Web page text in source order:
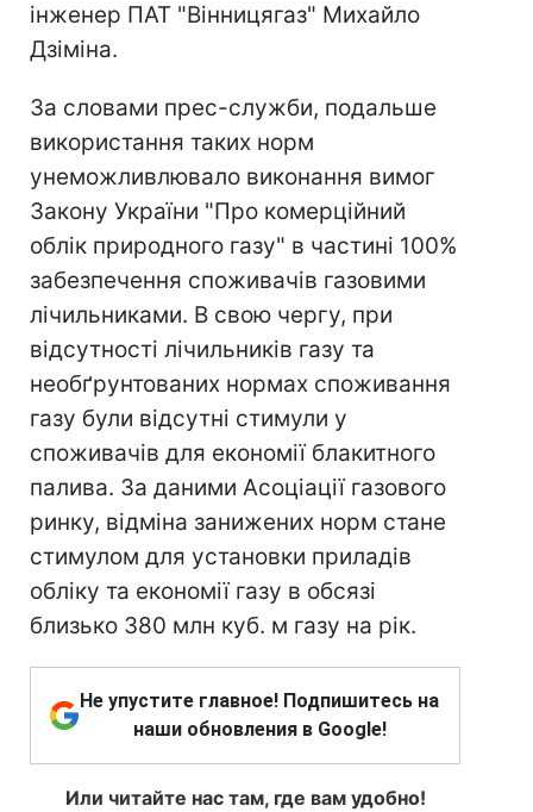
інженер ПАТ "Вінницягаз" Михайло
Дзіміна.
За словами прес-служби, подальше
використання таких норм
унеможливлювало виконання вимог
Закону України "Про комерційний
облік природного газу" в частині 100%
забезпечення споживачів газовими
лічильниками. В свою чергу, при
відсутності лічильників газу та
необґрунтованих нормах споживання
газу були відсутні стимули у
споживачів для економії блакитного
палива. За даними Асоціації газового
ринку, відміна занижених норм стане
стимулом для установки приладів
обліку та економії газу в обсязі
близько 380 млн куб. м газу на рік.
Не упустите главное! Подпишитесь на
наши обновления в Google!
Или читайте нас там, где вам удобно!